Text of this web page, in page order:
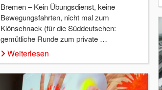
Bremen – Kein Übungsdienst, keine
Bewegungsfahrten, nicht mal zum
Klönschnack (für die Süddeutschen:
gemütliche Runde zum private …
Weiterlesen